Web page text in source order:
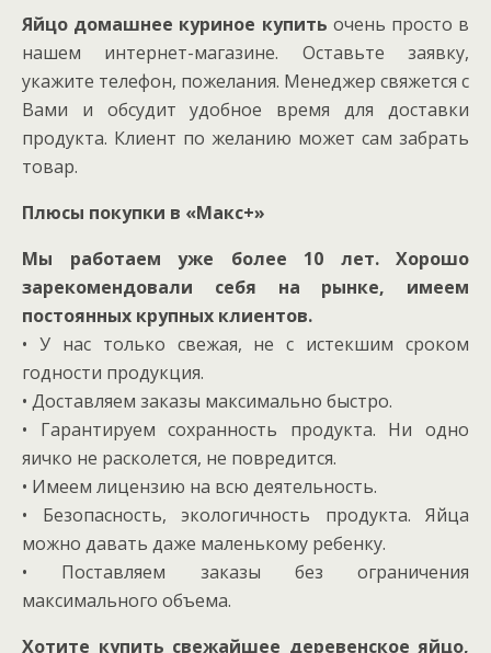
Яйцо домашнее куриное купить очень просто в
нашем интернет-магазине. Оставьте заявку,
укажите телефон, пожелания. Менеджер свяжется с
Вами и обсудит удобное время для доставки
продукта. Клиент по желанию может сам забрать
товар.
Плюсы покупки в «Макс+»
Мы работаем уже более 10 лет. Хорошо
зарекомендовали себя на рынке, имеем
постоянных крупных клиентов.
• У нас только свежая, не с истекшим сроком
годности продукция.
• Доставляем заказы максимально быстро.
• Гарантируем сохранность продукта. Ни одно
яичко не расколется, не повредится.
• Имеем лицензию на всю деятельность.
• Безопасность, экологичность продукта. Яйца
можно давать даже маленькому ребенку.
• Поставляем заказы без ограничения
максимального объема.
Хотите купить свежайшее деревенское яйцо,